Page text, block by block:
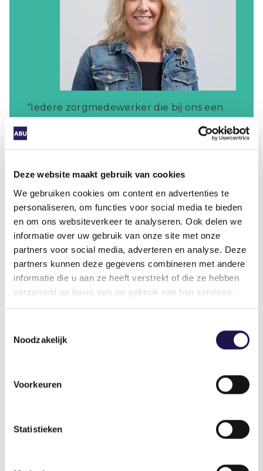
Deze website maakt gebruik van cookies
We gebruiken cookies om content en advertenties te
personaliseren, om functies voor social media te bieden
en om ons websiteverkeer te analyseren. Ook delen we
informatie over uw gebruik van onze site met onze
partners voor social media, adverteren en analyse. Deze
partners kunnen deze gegevens combineren met andere
informatie die u aan ze heeft verstrekt of die ze hebben
verzameld op basis van uw gebruik van hun services.
Noodzakelijk
Voorkeuren
Statistieken
“Iedere zorgmedewerker die bij ons een
Maar de realiteit is dat veel mensen de
keus maken voor flexibel werk. De nieuwe
leiden ertoe dat die vrije keuze sterk
wordt beperkt. Mensen weten heel goed
zelf wat ze willen en kunnen. Waarom wil
een overheid die keuzevrijheid beperken?
Wat je aan werkgeverskant bovendien
ziet, is een zorgwekkende verschuiving
van uitzendwerk naar zzp. De zorgsector
is sterk kostengedreven. Uitzendwerk
wordt door alle regelgeving duurder en
zorginstellingen voor zelfstandige
stimulans om zoveel mogelijk zzp’ers in te
moeite te hebben met het grote aantal